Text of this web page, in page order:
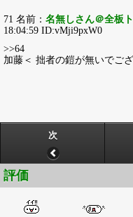
71 名前： 名無しさん＠全板
18:04:59 ID:vMji9pxW0
>>64
加藤＜ 拙者の鎧が無いでござ
次
評価